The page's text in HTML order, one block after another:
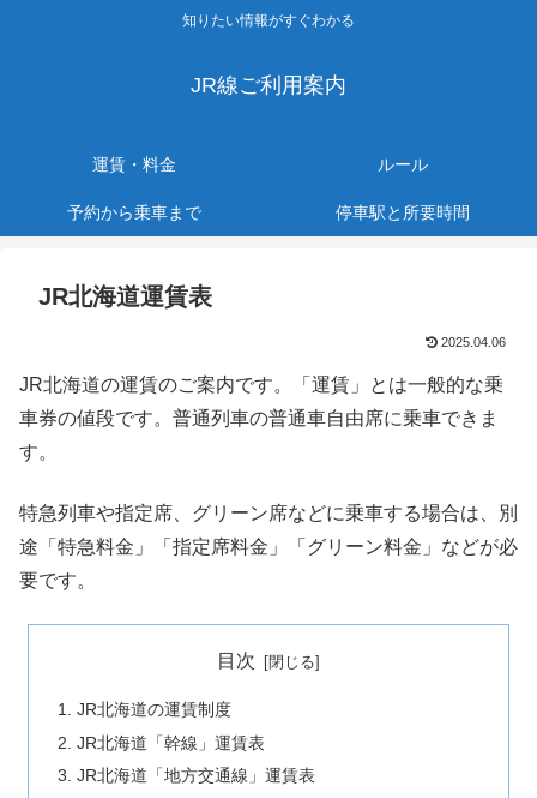
知りたい情報がすぐわかる
JR線ご利用案内
運賃・料金 ルール
予約から乗車まで 停車駅と所要時間
JR北海道運賃表
2025.04.06
JR北海道の運賃のご案内です。「運賃」とは一般的な乗
車券の値段です。普通列車の普通車自由席に乗車できま
す。
特急列車や指定席、グリーン席などに乗車する場合は、別
途「特急料金」「指定席料金」「グリーン料金」などが必
要です。
目次
JR北海道の運賃制度
JR北海道「幹線」運賃表
JR北海道「地方交通線」運賃表